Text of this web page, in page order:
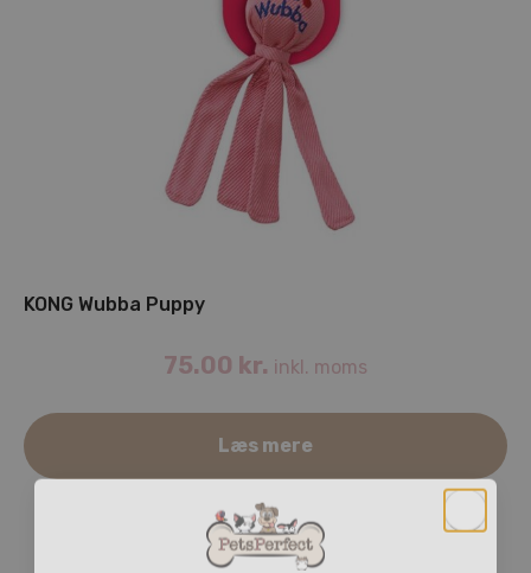
KONG Wubba Puppy
75.00 kr. inkl. moms
Læs mere